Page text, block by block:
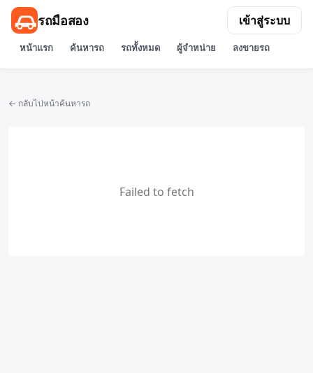
รถมือสอง
หน้าแรก ค้นหารถ รถทั้งหมด ผู้จำหน่าย ลงขายรถ
เข้าสู่ระบบ
← กลับไปหน้าค้นหารถ
Failed to fetch